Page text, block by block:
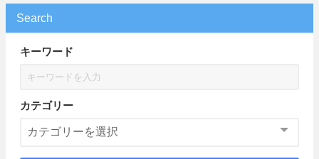
Search
キーワード
カテゴリー